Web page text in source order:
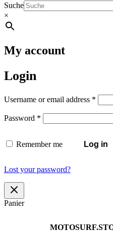
Suche
×
My account
Login
Username or email address *
Password *
Remember me Log in
Lost your password?
Panier